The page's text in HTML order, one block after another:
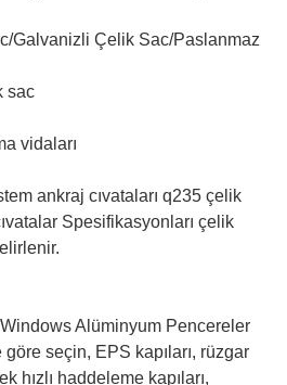
Galvanizli Çelik Sac/Paslanmaz
sac
vidaları
ankraj cıvataları q235 çelik
Spesifikasyonları çelik
Alüminyum Pencereler
seçin, EPS kapıları, rüzgar
hızlı haddeleme kapıları,